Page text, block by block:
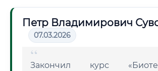
Петр Владимирович
07.03.2026
Закончил курс